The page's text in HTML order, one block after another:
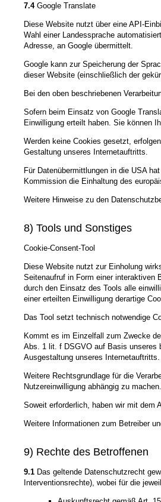
7.4Google Translate
Diese Website nutzt über eine API-
Wahl einer Landessprache
Adresse, an Google übermittelt.
Google kann zur Speicherung der
dieser Website (einschließlich der
Bei den oben beschriebenen
Sofern beim Einsatz von Google
Einwilligung erteilt haben. Sie können
Werden keine Cookies gesetzt,
Gestaltung unseres Internetauftritts.
Für Datenübermittlungen in die USA
Kommission die Einhaltung des
Weitere Hinweise zu den
8) Tools und Sonstiges
Cookie-Consent-Tool
Diese Website nutzt zur Einholung
Seitenaufruf in Form einer interaktiven
durch den Einsatz des Tools alle
einer erteilten Einwilligung derartige
Das Tool setzt technisch notwendige
Kommt es im Einzelfall zum Zwecke
Abs. 1 lit. f DSGVO auf Basis unseres
Ausgestaltung unseres Internetauftritts.
Weitere Rechtsgrundlage für die
Nutzereinwilligung abhängig zu machen.
Soweit erforderlich, haben wir mit dem
Weitere Informationen zum Betreiber
9) Rechte des Betroffenen
9.1 Das geltende Datenschutzrecht
Interventionsrechte), wobei für die